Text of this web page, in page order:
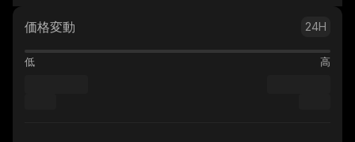
価格変動 24H
低 高